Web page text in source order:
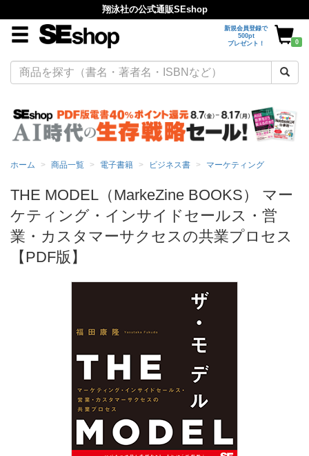
翔泳社の公式通販SEshop
新規会員登録で
500pt
プレゼント！
0
ホーム 商品一覧 電子書籍 ビジネス書 マーケティング
THE MODEL（MarkeZine BOOKS） マー
ケティング・インサイドセールス・営
業・カスタマーサクセスの共業プロセス
【PDF版】